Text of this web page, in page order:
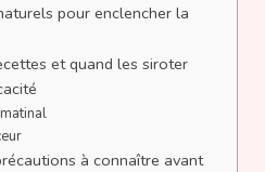
pour enclencher la
et quand les siroter
à connaître avant